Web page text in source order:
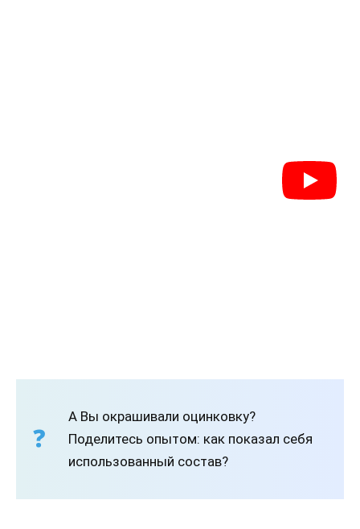
А Вы окрашивали оцинковку?
Поделитесь опытом: как показал себя
использованный состав?